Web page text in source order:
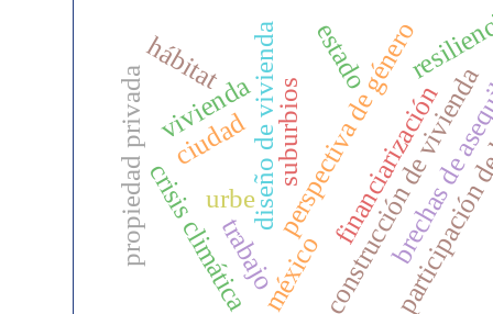
construcción de vivienda
diseño de viviendaperspectiva de género
urbe
crisis climática brechas
financiarización
propiedad privada
méxico
estado
vivienda suburbios
hábitat
trabajo
ciudad